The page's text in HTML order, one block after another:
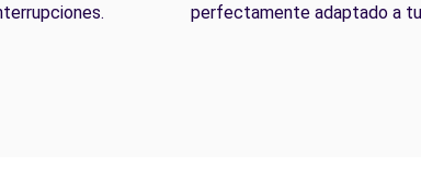
perfectamente adaptado a